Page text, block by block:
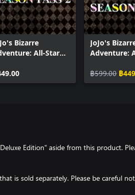
Bizarre
All-Star
JoJo's
Adventure:
฿599.00 ฿
Edition" aside from this product.
is sold separately. Please be careful